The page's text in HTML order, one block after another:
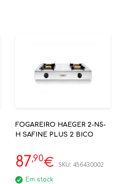
FOGAREIRO HAEGER 2-N5-
H SAFINE PLUS 2 BICO
87,90€ SKU: 456430002
Em stock